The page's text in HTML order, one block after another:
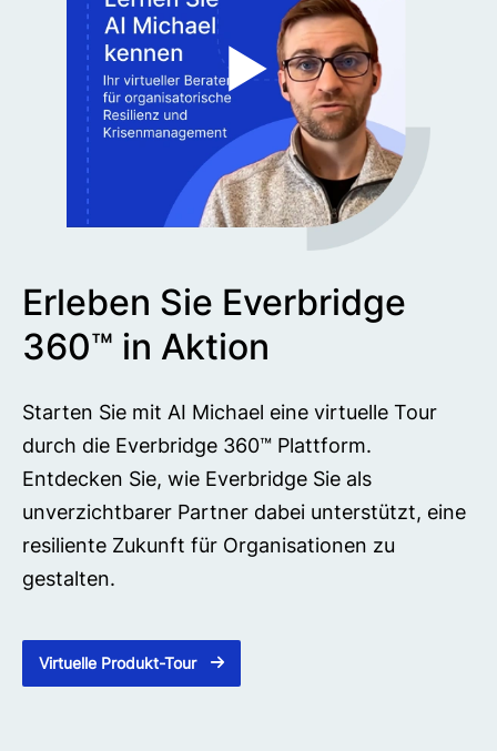
Erleben Sie Everbridge
360™ in Aktion
Starten Sie mit AI Michael eine virtuelle Tour
durch die Everbridge 360™ Plattform.
Entdecken Sie, wie Everbridge Sie als
unverzichtbarer Partner dabei unterstützt, eine
resiliente Zukunft für Organisationen zu
gestalten.
Virtuelle Produkt-Tour